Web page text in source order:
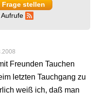
Frage stellen
Freunden Tauchen
letzten Tauchgang zu
weiß ich, daß man